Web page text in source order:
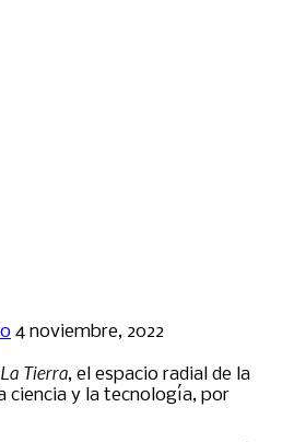
4 noviembre, 2022
Tierra, el espacio radial de la
ciencia y la tecnología, por